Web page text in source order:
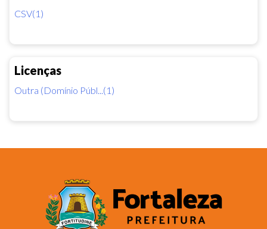
CSV(1)
Licenças
Outra (Domínio Públ...(1)